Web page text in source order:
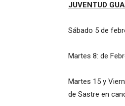
JUVENTUD
Sábado 5 de
Martes 8: de
Martes 15 y
de Sastre en